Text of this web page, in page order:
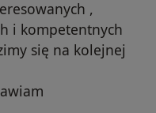
,
i kompetentnych
się na kolejnej